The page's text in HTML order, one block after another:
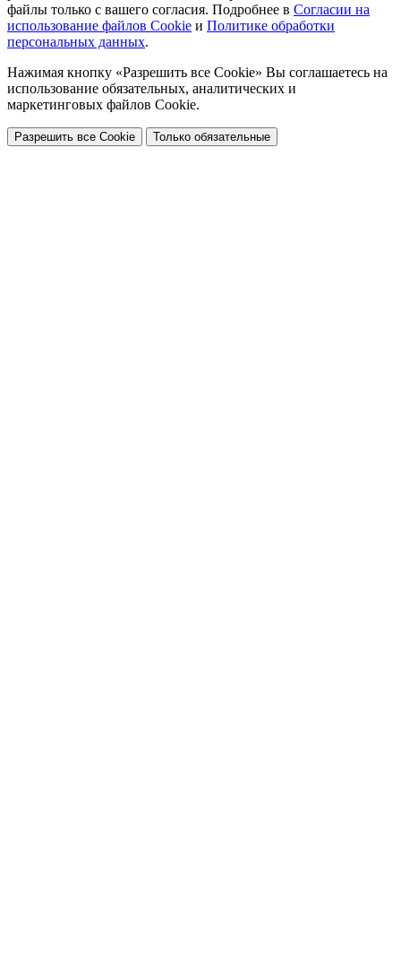
файлы только с вашего согласия. Подробнее в Согласии на
использование файлов Cookie и Политике обработки
персональных данных.
Нажимая кнопку «Разрешить все Cookie» Вы соглашаетесь на
использование обязательных, аналитических и
маркетинговых файлов Cookie.
Разрешить все Cookie Только обязательные